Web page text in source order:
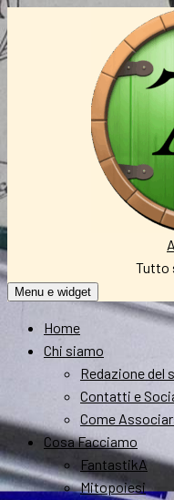
al
contenuto
Tutto
Menu e widget
Home
Chi siamo
Redazione del
Contatti e
Come
Cosa Facciamo
FantastikA
Mitopoiesi